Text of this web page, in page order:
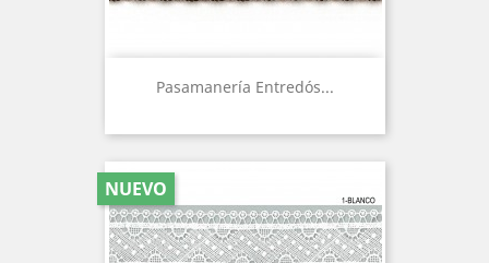
Pasamanería Entredós...
NUEVO